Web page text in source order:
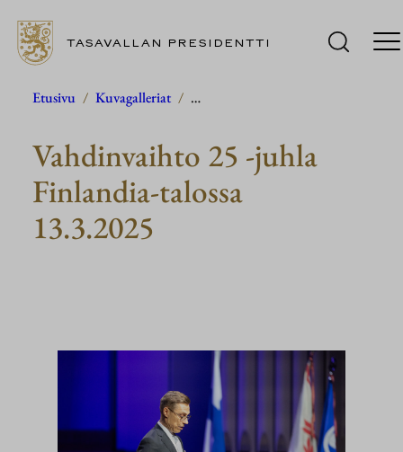
Siirry
TASAVALLAN PRESIDENTTI
Etusivu / Kuvagalleriat / …
Vahdinvaihto 25 ‑juhla
Finlandia-talossa
13.3.2025